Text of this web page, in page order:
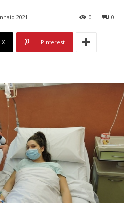
2021 0
0
X Pinterest